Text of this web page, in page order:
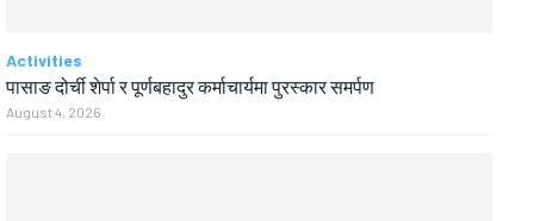
Activities
पासाङ दोर्ची शेर्पा र पूर्णबहादुर कर्माचार्यमा पुरस्कार समर्पण
August 4, 2026